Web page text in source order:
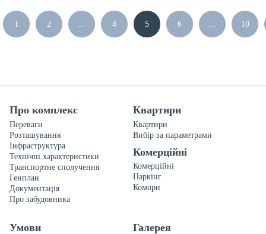
1 2 4 5 6 10
Про комплекс
Переваги
Розташування
Інфраструктура
Технічні характеристики
Транспортне сполучення
Генплан
Документація
Про забудовника
Квартири
Квартири
Вибір за параметрами
Комерційні
Комерційні
Паркінг
Комори
Умови Галерея